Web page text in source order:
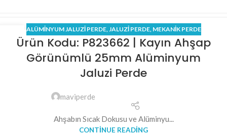
ALÜMINYUM JALUZI PERDE, JALUZI PERDE, MEKANİK PERDE
Ürün Kodu: P823662 | Kayın Ahşap
Görünümlü 25mm Alüminyum
Jaluzi Perde
maviperde
Ahşabın Sıcak Dokusu ve Alüminyu...
CONTINUE READING